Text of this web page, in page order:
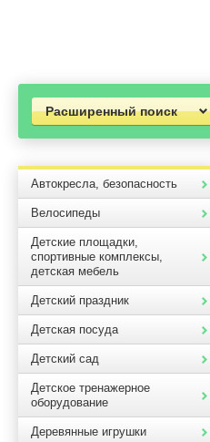
Расширенный поиск
Автокресла, безопасность
Велосипеды
Детские площадки,
спортивные комплексы,
детская мебель
Детский праздник
Детская посуда
Детский сад
Детское тренажерное
оборудование
Деревянные игрушки